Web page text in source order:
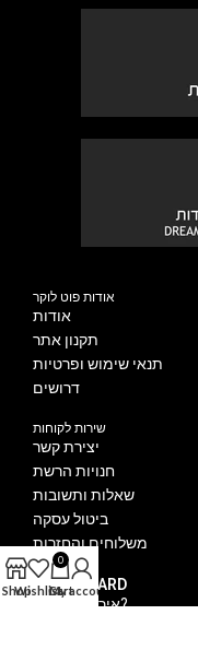
אודות פוט לוקר
אודות
תקנון אתר
תנאי שימוש ופרטיות
דרושים
שירות לקוחות
יצירת קשר
חנויות הרשת
שאלות ותשובות
ביטול עסקה
משלוחים והחזרות
DREAM CARD
איך מצטרפים?
ShopWishlist
0
Cart
My account